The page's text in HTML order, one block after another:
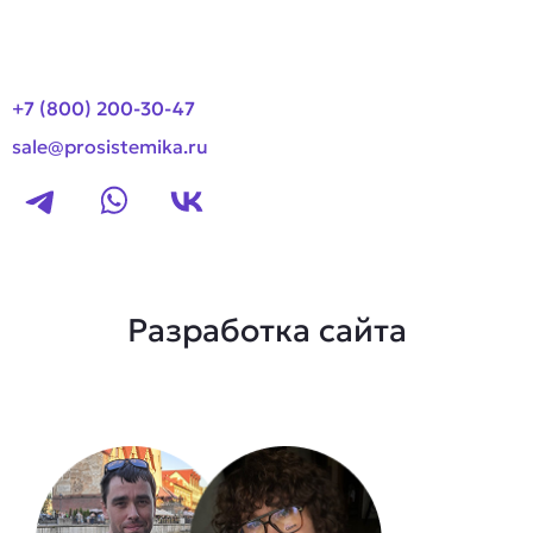
+7 (800) 200-30-47
sale@prosistemika.ru
Разработка сайта